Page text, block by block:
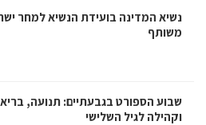
נשיא המדינה בועידת הנשיא למחר
משותף
שבוע הספורט בגבעתיים: תנועה,
וקהילה לגיל השלישי